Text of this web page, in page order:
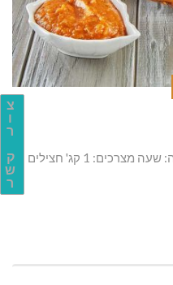
צ
ו
ר
ק
ש
ר
8 מנות זמן ההכנה: 20 דקות זמן אפיה: שעה מצרכים: 1 קג' חצילים